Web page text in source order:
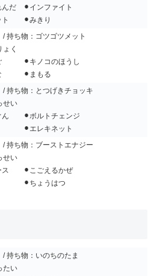
だ ⚫︎インファイト
ト ⚫︎みきり
/ 持ち物：ゴツゴツメット
く
⚫︎キノコのほうし
な ⚫︎まもる
/ 持ち物：とつげきチョッキ
せい
ん ⚫︎ボルトチェンジ
エレキネット
/ 持ち物：ブーストエナジー
せい
ス ⚫︎こごえるかぜ
⚫︎ちょうはつ
/ 持ち物：いのちのたま
たい